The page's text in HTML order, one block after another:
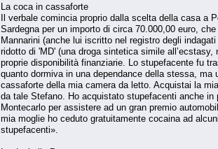
La coca in cassaforte
Il verbale comincia proprio dalla scelta della casa a
Sarde­gna per un importo di circa 70.000,00 euro,
Mannarini (anche lui iscritto nel registro degli
ridotto di 'MD' (una droga sintetica simile
proprie di­sponibilità finanziarie. Lo stupefacente fu
quanto dor­miva in una dependance della stessa,
cassaforte della mia camera da letto. Acquistai la
da tale Stefa­no. Ho acquistato stupefacenti anche
Montecarlo per as­sistere ad un gran premio
mia moglie ho ce­duto gratuitamente cocaina ad
stupefacenti».